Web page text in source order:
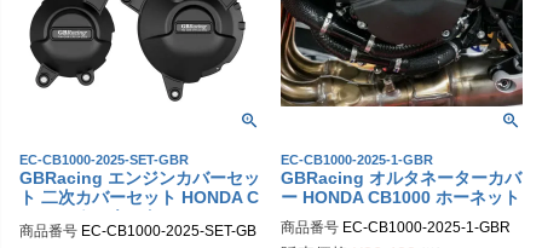
EC-CB1000-2025-SET-GBR
GBRacing エンジンカバーセッ
ト 二次カバーセット HONDA C
B1000 ホーネット
商品番号 EC-CB1000-2025-SET-GB
EC-CB1000-2025-1-GBR
GBRacing オルタネーターカバ
ー HONDA CB1000 ホーネット
商品番号 EC-CB1000-2025-1-GBR